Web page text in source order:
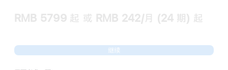
RMB 5799起 或 RMB 242/月 (24 期) 起
继续